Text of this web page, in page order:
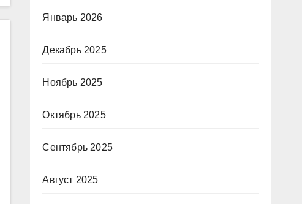
Январь 2026
Декабрь 2025
Ноябрь 2025
Октябрь 2025
Сентябрь 2025
Август 2025